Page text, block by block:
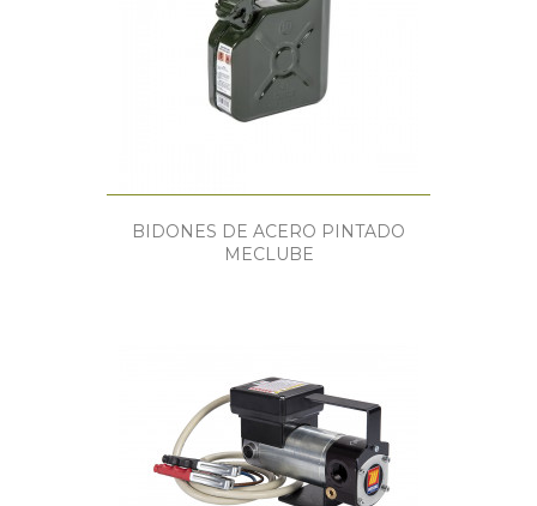
BIDONES DE ACERO PINTADO
MECLUBE